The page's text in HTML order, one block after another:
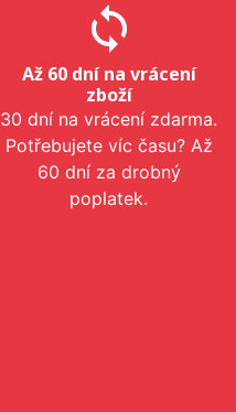
sync
Až 60 dní na vrácení
zboží
30 dní na vrácení zdarma.
Potřebujete víc času? Až
60 dní za drobný
poplatek.